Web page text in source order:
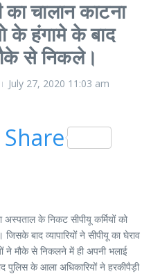
का चालान काटना
के हंगामे के बाद
से निकले।
July 27, 2020 11:03 am
WhatsApp
Share
अस्पताल के निकट सीपीयू कर्मियों को
जिसके बाद व्यापारियों ने सीपीयू का घेराव
ने मौके से निकलने में ही अपनी भलाई
पुलिस के आला अधिकारियों ने हरकीपैड़ी